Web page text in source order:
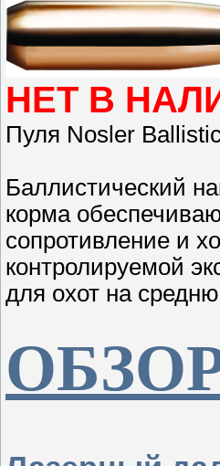
НЕТ В
Пуля Nosler
Баллистический
корма
сопротивление и
контролируемой
для охот на